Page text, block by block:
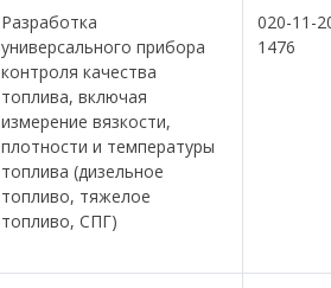
Разработка
универсального прибора
контроля качества
топлива, включая
измерение вязкости,
плотности и температуры
топлива (дизельное
топливо, тяжелое
топливо, СПГ)
020-11-
1476